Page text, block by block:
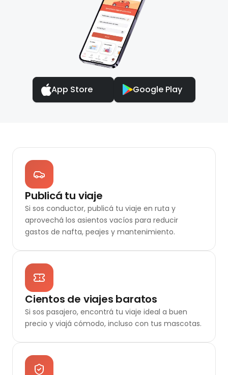
App Store Google Play
Publicá tu viaje
Si sos conductor, publicá tu viaje en ruta y
aprovechá los asientos vacíos para reducir
gastos de nafta, peajes y mantenimiento.
Cientos de viajes baratos
Si sos pasajero, encontrá tu viaje ideal a buen
precio y viajá cómodo, incluso con tus mascotas.